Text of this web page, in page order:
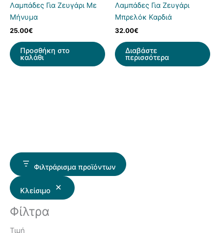
Φιλτράρισμα προϊόντων
Κλείσιμο
Φίλτρα
Τιμή
Λαμπάδες Για Ζευγάρι Με
Μήνυμα
25.00€
Προσθήκη στο
καλάθι
Λαμπάδες Για Ζευγάρι
Μπρελόκ Καρδιά
32.00€
Διαβάστε
περισσότερα